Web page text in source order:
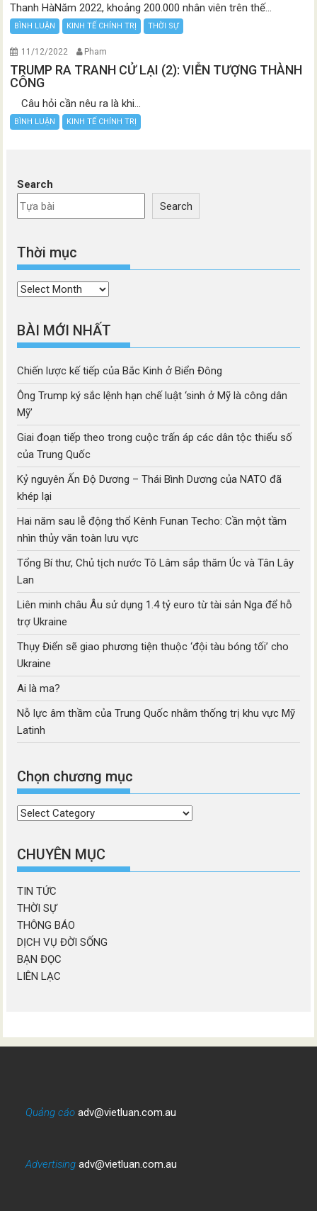
Thanh HàNăm 2022, khoảng 200.000 nhân viên trên thế...
BÌNH LUẬN KINH TẾ CHÍNH TRỊ THỜI SỰ
11/12/2022 Pham
TRUMP RA TRANH CỬ LẠI (2): VIỄN TƯỢNG THÀNH
CÔNG
Câu hỏi cần nêu ra là khi...
BÌNH LUẬN KINH TẾ CHÍNH TRỊ
Search
Search
Thời mục
Thời
BÀI MỚI NHẤT
Chiến lược kế tiếp của Bắc Kinh ở Biển Đông
Ông Trump ký sắc lệnh hạn chế luật ‘sinh ở Mỹ là công dân
Mỹ’
Giai đoạn tiếp theo trong cuộc trấn áp các dân tộc thiểu số
của Trung Quốc
Kỷ nguyên Ấn Độ Dương – Thái Bình Dương của NATO đã
khép lại
Hai năm sau lễ động thổ Kênh Funan Techo: Cần một tầm
nhìn thủy văn toàn lưu vực
Tổng Bí thư, Chủ tịch nước Tô Lâm sắp thăm Úc và Tân Lây
Lan
Liên minh châu Âu sử dụng 1.4 tỷ euro từ tài sản Nga để hỗ
trợ Ukraine
Thụy Điển sẽ giao phương tiện thuộc ‘đội tàu bóng tối’ cho
Ukraine
Ai là ma?
Nỗ lực âm thầm của Trung Quốc nhằm thống trị khu vực Mỹ
Latinh
Chọn chương mục
Chọn
mục
CHUYÊN MỤC
TIN TỨC
THỜI SỰ
THÔNG BÁO
DỊCH VỤ ĐỜI SỐNG
BẠN ĐỌC
LIÊN LẠC
Quảng cáo adv@vietluan.com.au
Advertising adv@vietluan.com.au